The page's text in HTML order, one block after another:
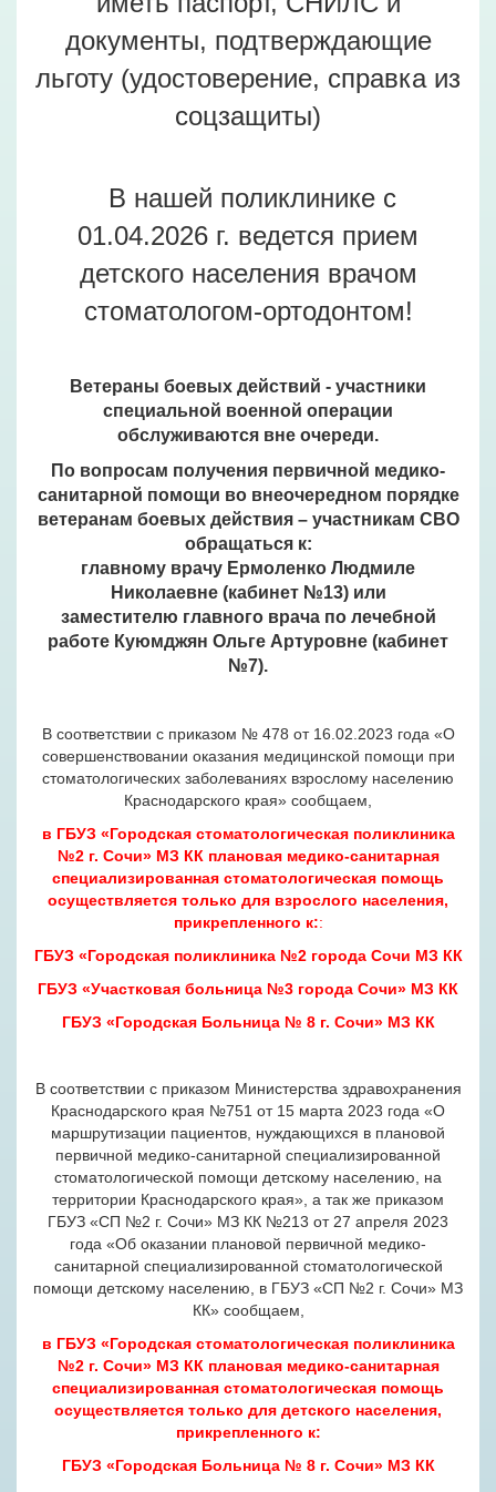
документы, подтверждающие
льготу (удостоверение, справка из
соцзащиты)
В нашей поликлинике с
01.04.2026 г. ведется прием
детского населения врачом
стоматологом-ортодонтом!
Ветераны боевых действий - участники
специальной военной операции
обслуживаются вне очереди.
По вопросам получения первичной медико-
санитарной помощи во внеочередном порядке
ветеранам боевых действия – участникам СВО
обращаться к:
главному врачу Ермоленко Людмиле
Николаевне (кабинет №13) или
заместителю главного врача по лечебной
работе Куюмджян Ольге Артуровне (кабинет
№7).
В соответствии с приказом № 478 от 16.02.2023 года «О
совершенствовании оказания медицинской помощи при
стоматологических заболеваниях взрослому населению
Краснодарского края» сообщаем,
в ГБУЗ «Городская стоматологическая поликлиника
№2 г. Сочи» МЗ КК плановая медико-санитарная
специализированная стоматологическая помощь
осуществляется только для взрослого населения,
прикрепленного к::
ГБУЗ «Городская поликлиника №2 города Сочи МЗ КК
ГБУЗ «Участковая больница №3 города Сочи» МЗ КК
ГБУЗ «Городская Больница № 8 г. Сочи» МЗ КК
В соответствии сприказом Министерства здравохранения
Краснодарского края №751 от 15 марта 2023 года «О
маршрутизации пациентов, нуждающихся в плановой
первичной медико-санитарной специализированной
стоматологической помощи детскому населению, на
территории Краснодарского края» , а так же приказом
ГБУЗ «СП №2 г. Сочи» МЗ КК №213 от 27 апреля 2023
года «Об оказании плановой первичной медико-
санитарной специализированной стоматологической
помощи детскому населению, в ГБУЗ «СП №2 г. Сочи» МЗ
КК»сообщаем,
в ГБУЗ «Городская стоматологическая поликлиника
№2 г. Сочи» МЗ КК плановая медико-санитарная
специализированная стоматологическая помощь
осуществляется только для детского населения,
прикрепленного к:
ГБУЗ «Городская Больница № 8 г. Сочи» МЗ КК